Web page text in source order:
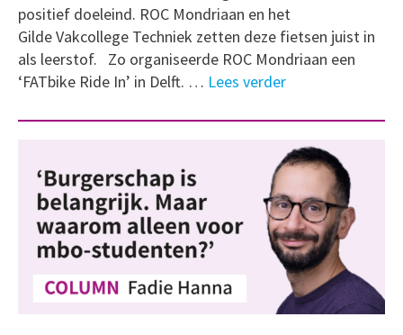
positief doeleind. ROC Mondriaan en het
Gilde Vakcollege Techniek zetten deze fietsen juist in
als leerstof. Zo organiseerde ROC Mondriaan een
‘FATbike Ride In’ in Delft. … Lees verder